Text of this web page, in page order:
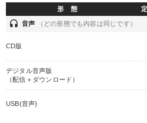
形 態
headset 音声 （どの形態でも内容は同じです）
CD版
デジタル音声版
（配信＋ダウンロード）
USB(音声)